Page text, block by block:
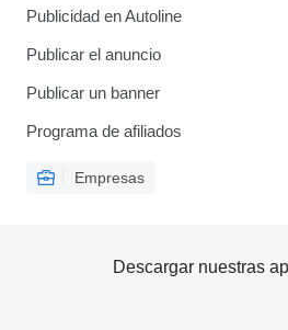
Publicidad en Autoline
Publicar el anuncio
Publicar un banner
Programa de afiliados
Empresas
Descargar nuestras